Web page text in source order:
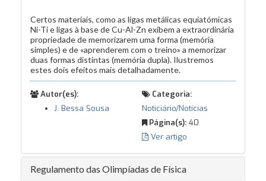
Certos materiais, como as ligas metálicas equiatómicas
Ni-Ti e ligas à base de Cu-Al-Zn exibem a extraordinária
propriedade de memorizarem uma forma (memória
simples) e de «aprenderem com o treino» a memorizar
duas formas distintas (memória dupla). Ilustremos
estes dois efeitos mais detalhadamente.
Autor(es):
J. Bessa Sousa
Categoria:
Noticiário/Notícias
Página(s): 40
Ver artigo
Regulamento das Olimpíadas de Física